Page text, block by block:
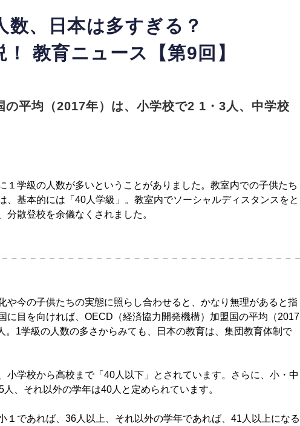
数、日本は多すぎる？
教育ニュース【第9回】
平均（2017年）は、小学校で2 1・3人、中学校
学級の人数が多いということがありました。教室内での子供たち
、基本的には「40人学級」。教室内でソーシャルディスタンスをと
散登校を余儀なくされました。
今の子供たちの実態に照らし合わせると、かなり無理があると指
に目を向ければ、OECD（経済協力開発機構）加盟国の平均（2017
1学級の人数の多さからみても、日本の教育は、集団教育体制で
学校から高校まで「40人以下」とされています。さらに、小・中
、それ以外の学年は40人と定められています。
であれば、36人以上、それ以外の学年であれば、41人以上になる